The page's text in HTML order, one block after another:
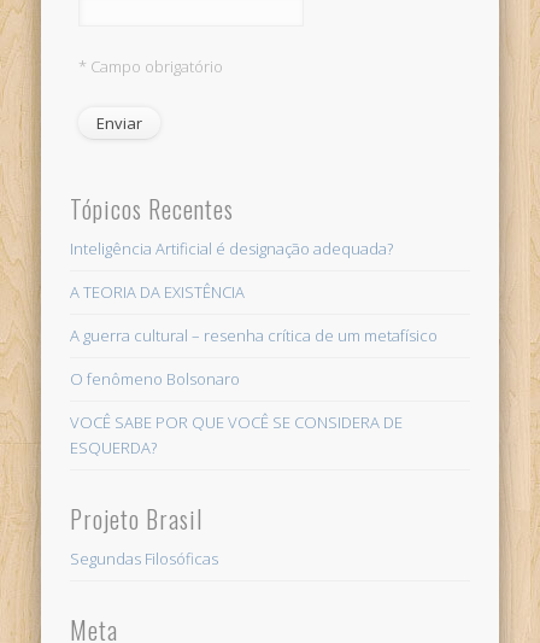
* Campo obrigatório
Tópicos Recentes
Inteligência Artificial é designação adequada?
A TEORIA DA EXISTÊNCIA
A guerra cultural – resenha crítica de um metafísico
O fenômeno Bolsonaro
VOCÊ SABE POR QUE VOCÊ SE CONSIDERA DE
ESQUERDA?
Projeto Brasil
Segundas Filosóficas
Meta